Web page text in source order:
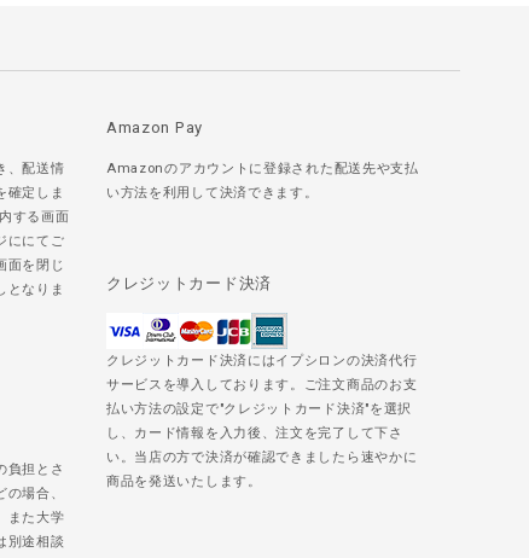
、配送情
確定しま
する画面
ににてご
面を閉じ
となりま
Amazon Pay
Amazonのアカウントに登録された配送先や支払
い方法を利用して決済できます。
クレジットカード決済
クレジットカード決済にはイプシロンの決済代行
サービスを導入しております。ご注文商品のお支
払い方法の設定で"クレジットカード決済"を選択
し、カード情報を入力後、注文を完了して下さ
い。当店の方で決済が確認できましたら速やかに
商品を発送いたします。
負担とさ
場合、
また大学
別途相談